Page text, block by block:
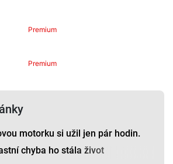
Premium
Premium
motorku si užil jen pár hodin.
chyba ho stála život